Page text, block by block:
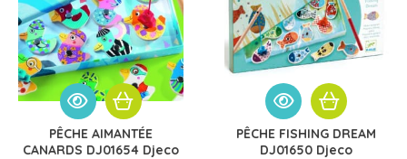
PÊCHE AIMANTÉE
CANARDS DJ01654 Djeco
PÊCHE FISHING DREAM
DJ01650 Djeco